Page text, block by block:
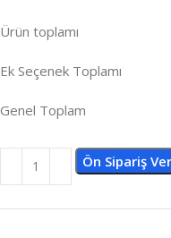
Ürün toplamı
Ek Seçenek Toplamı
Genel Toplam
Ön Sipariş Ver